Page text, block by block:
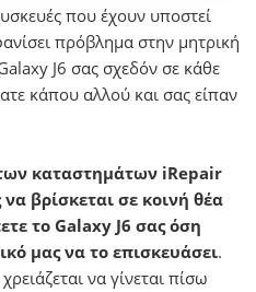
που έχουν υποστεί
πρόβλημα στην μητρική
J6 σας σχεδόν σε κάθε
κάπου αλλού και σας είπαν
καταστημάτων iRepair
να βρίσκεται σε κοινή θέα
το Galaxy J6 σας όση
μας να το επισκευάσει.
να γίνεται πίσω